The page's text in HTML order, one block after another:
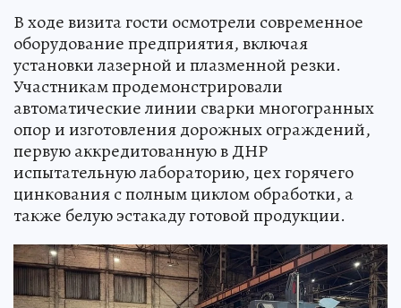
В ходе визита гости осмотрели современное
оборудование предприятия, включая
установки лазерной и плазменной резки.
Участникам продемонстрировали
автоматические линии сварки многогранных
опор и изготовления дорожных ограждений,
первую аккредитованную в ДНР
испытательную лабораторию, цех горячего
цинкования с полным циклом обработки, а
также белую эстакаду готовой продукции.